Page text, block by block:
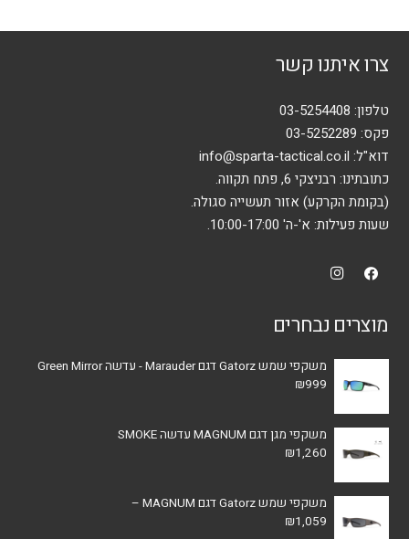
צרו איתנו קשר
טלפון: 03-5254408
פקס: 03-5252289
דוא"ל: info@sparta-tactical.co.il
כתובתינו: רבניצקי 6, פתח תקווה.
(בקומת הקרקע) אזור תעשייה סגולה.
שעות פעילות: א'-ה' 10:00-17:00.
מוצרים נבחרים
משקפי שמש Gatorz דגם Marauder - עדשה Green Mirror
₪999
משקפי מגן דגם MAGNUM עדשה SMOKE
₪1,260
משקפי שמש Gatorz דגם MAGNUM –
₪1,059